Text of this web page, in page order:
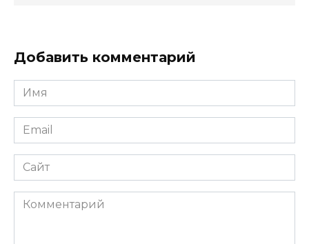
Добавить комментарий
Имя
*
Email
*
Сайт
Комментарий